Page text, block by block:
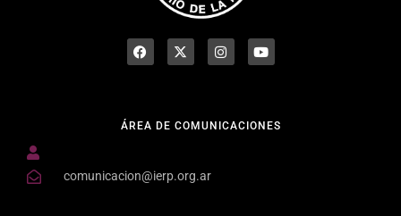
ÁREA DE COMUNICACIONES
comunicacion@ierp.org.ar